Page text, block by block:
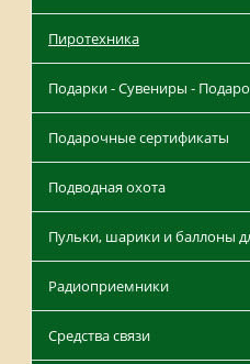
Пиротехника
Подарки - Сувениры -
Подарочные сертификаты
Подводная охота
Пульки, шарики и баллоны
Радиоприемники
Средства связи